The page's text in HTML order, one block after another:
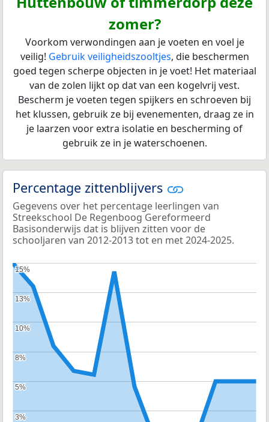
zomer?
Voorkom verwondingen aan je voeten en voel je
veilig! Gebruik veiligheidszooltjes, die beschermen
goed tegen scherpe objecten in je voet! Het materiaal
van de zolen lijkt op dat van een kogelvrij vest.
Bescherm je voeten tegen spijkers en schroeven bij
het klussen, gebruik ze bij evenementen, draag ze in
je laarzen voor extra isolatie en bescherming of
gebruik ze in je waterschoenen.
Percentage zittenblijvers
Gegevens over het percentage leerlingen van
Streekschool De Regenboog Gereformeerd
Basisonderwijs dat is blijven zitten voor de
schooljaren van 2012-2013 tot en met 2024-2025.
3%
3%
5%
5%
8%
8%
10%
10%
13%
13%
15%
15%